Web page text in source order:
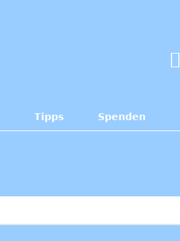
Tipps Spenden